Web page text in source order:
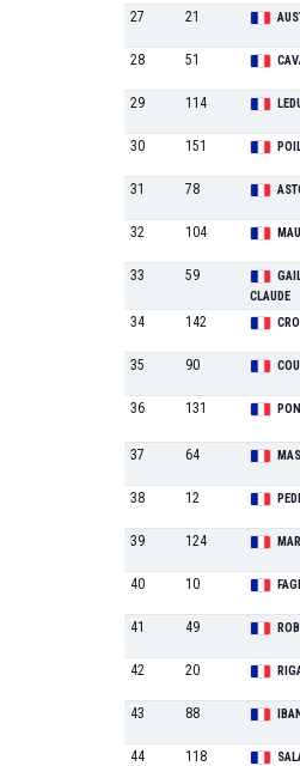
27 21
28 51
29 114
30 151
31 78
32 104
33 59
CLAUDE
34 142
35 90
36 131
37 64
38 12
39 124
40 10
41 49
42 20
43 88
44 118